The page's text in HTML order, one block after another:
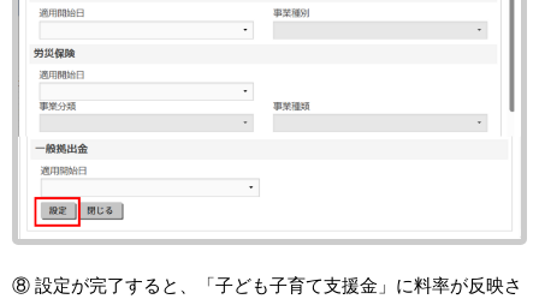
⑧ 設定が完了すると、「子ども子育て支援金」に料率が反映さ